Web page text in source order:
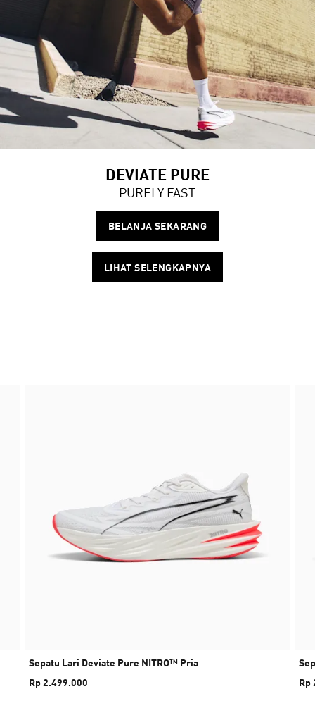
DEVIATE PURE
PURELY FAST
BELANJA SEKARANG
LIHAT SELENGKAPNYA
Sepatu Lari Deviate Pure NITRO™ Pria
Rp 2.499.000
Rp